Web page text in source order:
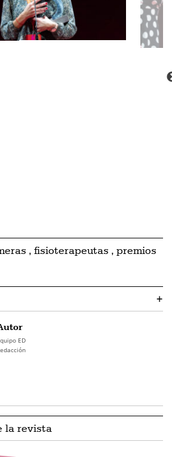
, fisioterapeutas , premios
+
ED
la revista